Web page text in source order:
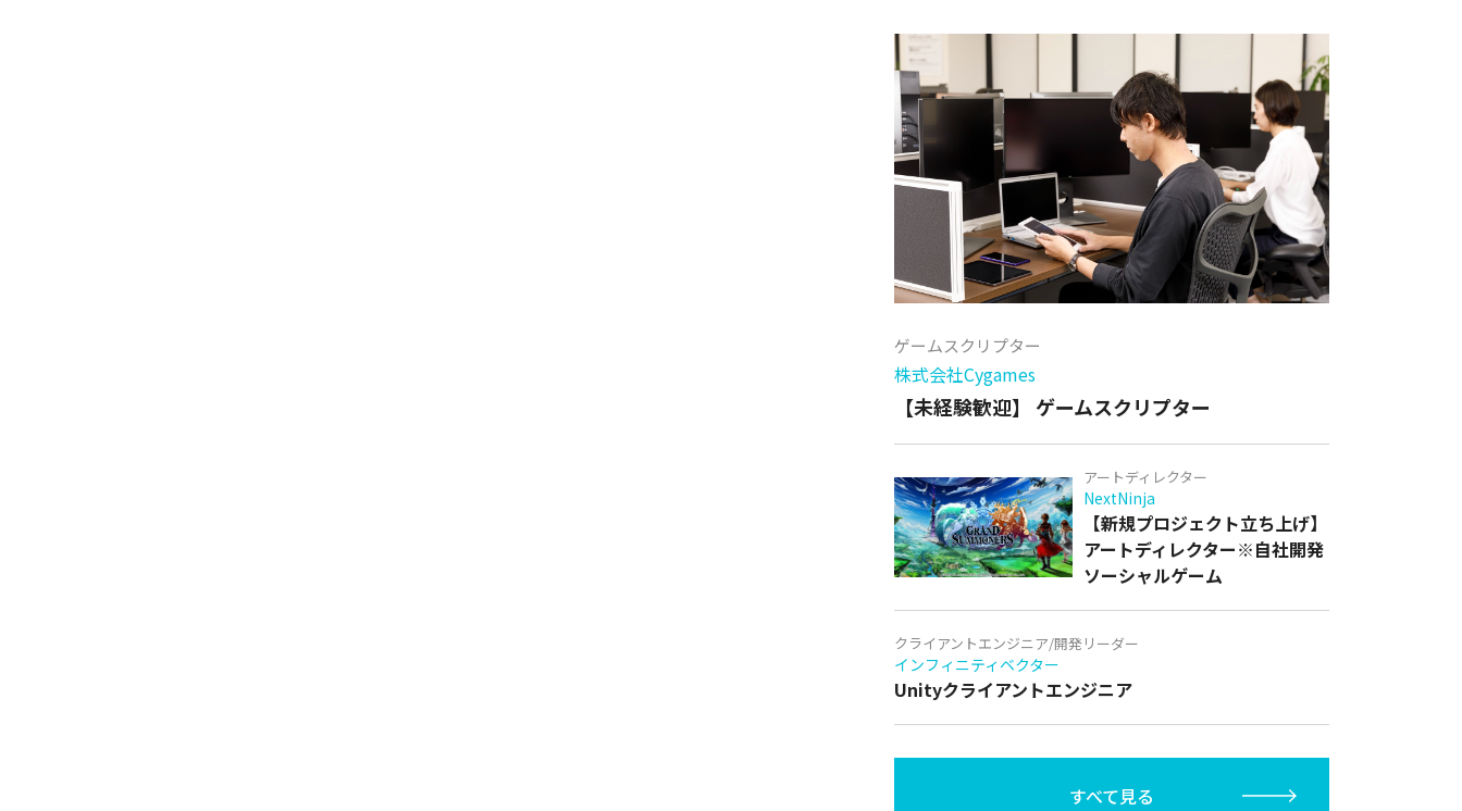
ゲームスクリプター
株式会社Cygames
【未経験歓迎】 ゲームスクリプター
アートディレクター
NextNinja
【新規プロジェクト立ち上げ】
アートディレクター※自社開発
ソーシャルゲーム
クライアントエンジニア/開発リーダー
インフィニティベクター
Unityクライアントエンジニア
すべて見る